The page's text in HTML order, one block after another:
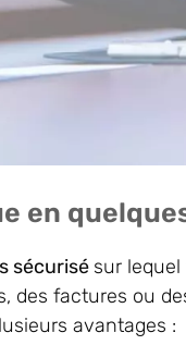
en
sécurisé sur
factures ou
avantages :